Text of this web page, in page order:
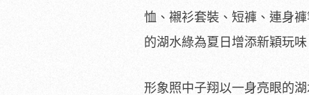
恤、 襯衫套裝、短褲、連身褲
的湖水綠為夏日增添新穎玩味
形象照中子翔以一身亮眼的湖